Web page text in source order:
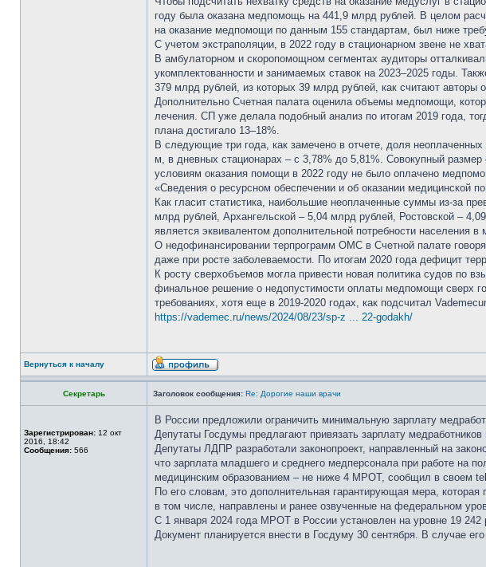
году была оказана медпомощь на 441,9 млрд рублей. В целом
на оказание медпомощи по данным 155 стандартам, был ниже
С учетом экстраполяции, в 2022 году в стационарном звене не
В амбулаторном и скоропомощном сегментах аудиторы
укомплектованности и занимаемых ставок на 2023–2025 годы.
379 млрд рублей, из которых 39 млрд рублей, как считают
Дополнительно Счетная палата оценила объемы медпомощи,
лечения. СП уже делала подобный анализ по итогам 2019 года,
плана достигало 13–18%.
В следующие три года, как замечено в отчете, доля
м, в дневных стационарах – с 3,78% до 5,81%. Совокупный
условиям оказания помощи в 2022 году не было оплачено
«Сведения о ресурсном обеспечении и об оказании медицинской
Как гласит статистика, наибольшие неоплаченные суммы из-за
млрд рублей, Архангельской – 5,04 млрд рублей, Ростовской –
является эквивалентом дополнительной потребности населения
О недофинансировании терпрограмм ОМС в Счетной палате
даже при росте заболеваемости. По итогам 2020 года дефицит
К росту сверхобъемов могла привести новая политика судов по
финальное решение о недопустимости оплаты медпомощи сверх
требованиях, хотя еще в 2019-2020 годах, как подсчитал
https://vademec.ru/news/2024/08/23/sp-z ... 22-godakh/
Вернуться к началу
Секретарь Заголовок сообщения: Re: Дорогие наши врачи
Зарегистрирован: 12 окт
2016, 18:42
Сообщения: 566
В России предложили ограничить минимальную зарплату
Депутаты Госдумы предлагают привязать зарплату
Депутаты ЛДПР разработали законопроект, направленный на
что зарплата младшего и среднего медперсонала при работе на
медицинским образованием – не ниже 4 МРОТ, сообщил в своем
По его словам, это дополнительная гарантирующая мера,
в том числе, направлены и ранее озвученные на федеральном
С 1 января 2024 года МРОТ в России установлен на уровне 19 242
Документ планируется внести в Госдуму 30 сентября. В случае